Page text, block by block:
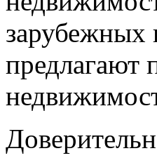
зарубежных
предлагают